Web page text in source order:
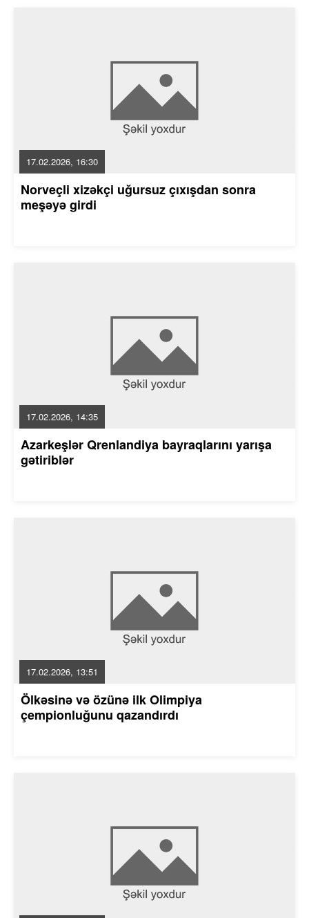
17.02.2026, 16:30
Norveçli xizəkçi uğursuz çıxışdan sonra
meşəyə girdi
17.02.2026, 14:35
Azarkeşlər Qrenlandiya bayraqlarını yarışa
gətiriblər
17.02.2026, 13:51
Ölkəsinə və özünə ilk Olimpiya
çempionluğunu qazandırdı